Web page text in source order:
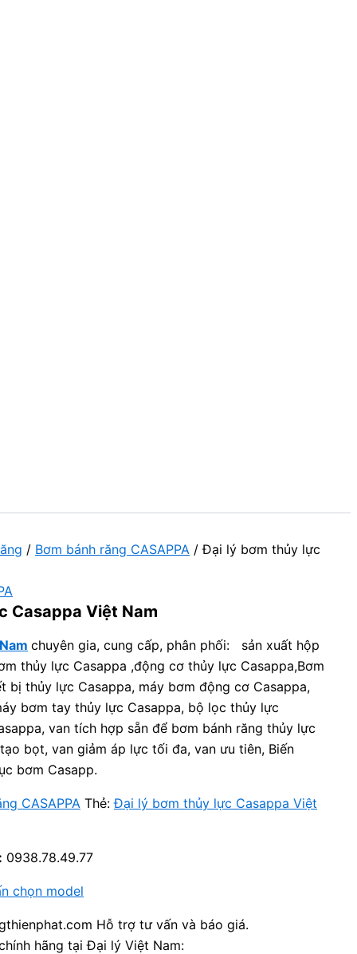
/ Bơm bánh răng CASAPPA / Đại lý bơm thủy lực
Casappa Việt Nam
chuyên gia, cung cấp, phân phối: sản xuất hộp
thủy lực Casappa ,động cơ thủy lực Casappa,Bơm
bị thủy lực Casappa, máy bơm động cơ Casappa,
bơm tay thủy lực Casappa, bộ lọc thủy lực
van tích hợp sẵn để bơm bánh răng thủy lực
bọt, van giảm áp lực tối đa, van ưu tiên, Biến
bơm Casapp.
CASAPPA Thẻ:Đại lý bơm thủy lực Casappa Việt
0938.78.49.77
chọn model
Hỗ trợ tư vấn và báo giá.
hãng tại Đại lý Việt Nam: